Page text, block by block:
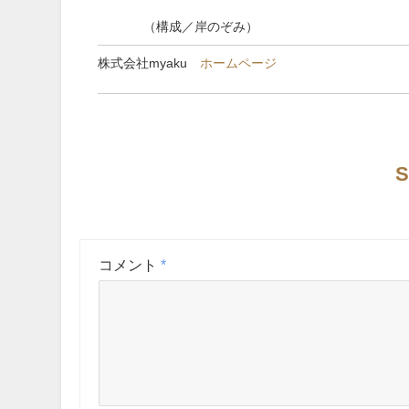
（構成／岸のぞみ）
株式会社myaku ホームページ
コメント*